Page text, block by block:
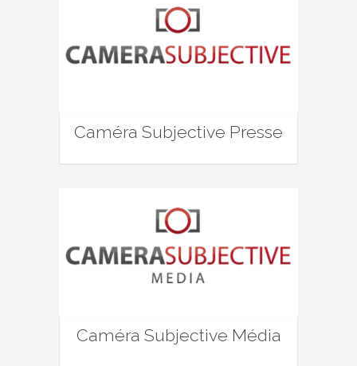
Caméra Subjective Presse
Caméra Subjective Média